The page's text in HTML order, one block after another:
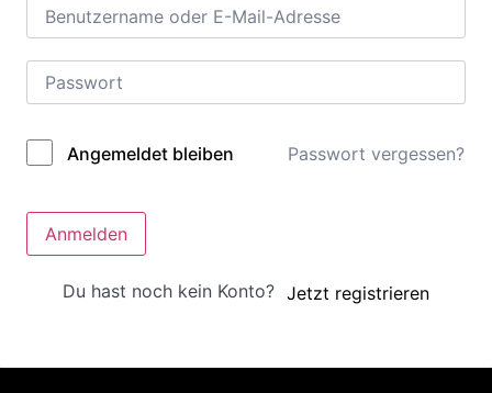
Alternative:
Angemeldet bleiben Passwort vergessen?
Anmelden
Du hast noch kein Konto? Jetzt registrieren